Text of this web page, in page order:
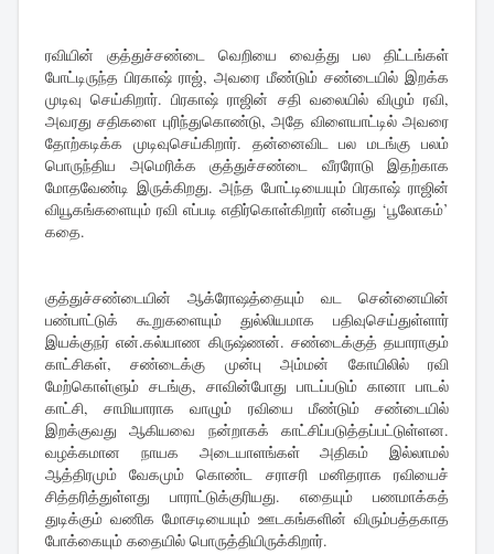
ரவியின் குத்துச்சண்டை வெறியை வைத்து பல திட்டங்கள்
போட்டிருந்த பிரகாஷ் ராஜ், அவரை மீண்டும் சண்டையில் இறக்க
முடிவு செய்கிறார். பிரகாஷ் ராஜின் சதி வலையில் விழும் ரவி,
அவரது சதிகளை புரிந்துகொண்டு, அதே விளையாட்டில் அவரை
தோற்கடிக்க முடிவுசெய்கிறார். தன்னைவிட பல மடங்கு பலம்
பொருந்திய அமெரிக்க குத்துச்சண்டை வீரரோடு இதற்காக
மோதவேண்டி இருக்கிறது. அந்த போட்டியையும் பிரகாஷ் ராஜின்
வியூகங்களையும் ரவி எப்படி எதிர்கொள்கிறார் என்பது ‘பூலோகம்’
கதை.
குத்துச்சண்டையின் ஆக்ரோஷத்தையும் வட சென்னையின்
பண்பாட்டுக் கூறுகளையும் துல்லியமாக பதிவுசெய்துள்ளார்
இயக்குநர் என்.கல்யாண கிருஷ்ணன். சண்டைக்குத் தயாராகும்
காட்சிகள், சண்டைக்கு முன்பு அம்மன் கோயிலில் ரவி
மேற்கொள்ளும் சடங்கு, சாவின்போது பாடப்படும் கானா பாடல்
காட்சி, சாமியாராக வாழும் ரவியை மீண்டும் சண்டையில்
இறக்குவது ஆகியவை நன்றாகக் காட்சிப்படுத்தப்பட்டுள்ளன.
வழக்கமான நாயக அடையாளங்கள் அதிகம் இல்லாமல்
ஆத்திரமும் வேகமும் கொண்ட சராசரி மனிதராக ரவியைச்
சித்தரித்துள்ளது பாராட்டுக்குரியது. எதையும் பணமாக்கத்
துடிக்கும் வணிக மோசடியையும் ஊடகங்களின் விரும்பத்தகாத
போக்கையும் கதையில் பொருத்தியிருக்கிறார்.